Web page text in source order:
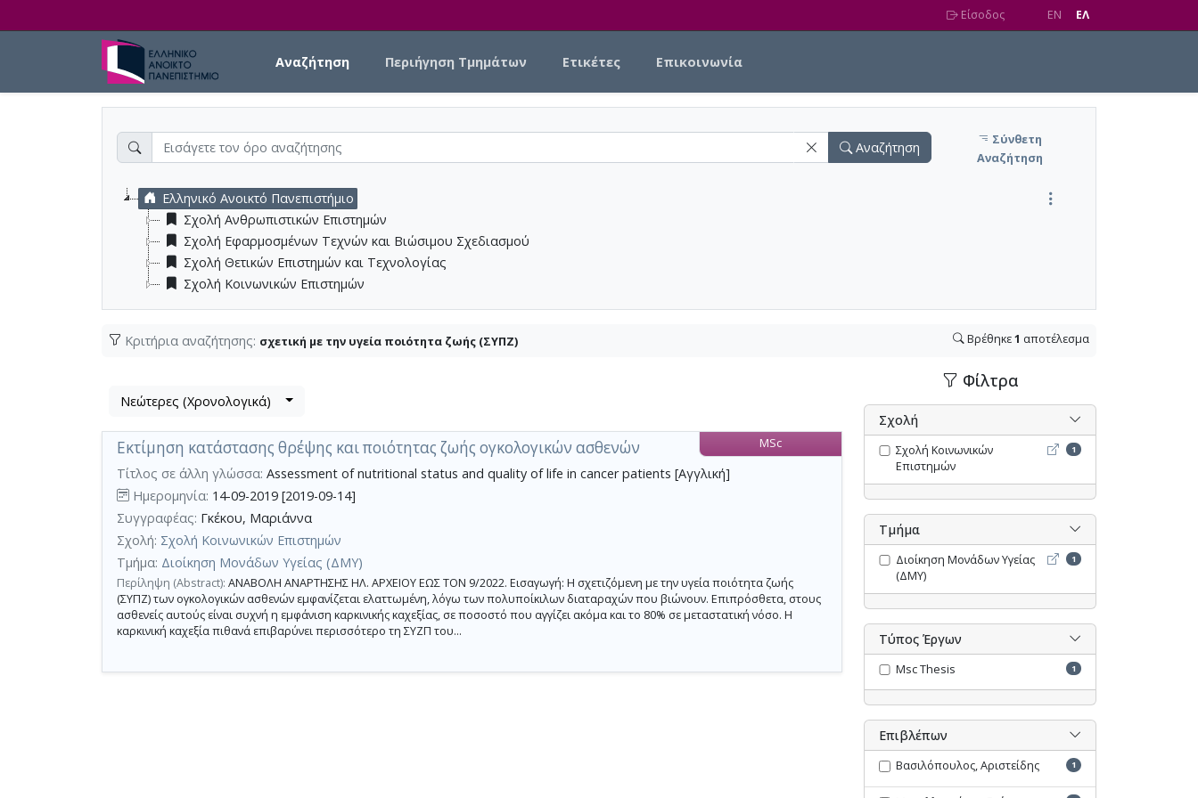
Είσοδος EN EΛ
Αναζήτηση Περιήγηση Τμημάτων Ετικέτες Επικοινωνία
Αναζήτηση
Σύνθετη
Αναζήτηση
Ελληνικό Ανοικτό Πανεπιστήμιο
Σχολή Ανθρωπιστικών Επιστημών
Σχολή Εφαρμοσμένων Τεχνών και Βιώσιμου Σχεδιασμού
Σχολή Θετικών Επιστημών και Τεχνολογίας
Σχολή Κοινωνικών Επιστημών
Κριτήρια αναζήτησης: σχετική με την υγεία ποιότητα ζωής (ΣΥΠΖ) Βρέθηκε1 αποτέλεσμα
Βρέθηκε
αποτέλεσμα
,
σύνολο
σελίδων
1.
Εφαρμοζόμενα
κριτήρια
αναζήτησης:
σχετική
με
την
υγεία
(ΣΥΠΖ)
Λίστα
τα
αποτελέσματα
αναζήτησης:
Νεώτερες (Χρονολογικά)
Εκτίμηση κατάστασης θρέψης και ποιότητας ζωής ογκολογικών ασθενών MSc
Τίτλος σε άλλη γλώσσα: Assessment of nutritional status and quality of life in cancer patients [Αγγλική]
Ημερομηνία: 14-09-2019 [2019-09-14]
Συγγραφέας: Γκέκου, Μαριάννα
Σχολή: Σχολή Κοινωνικών Επιστημών
Τμήμα: Διοίκηση Μονάδων Υγείας (ΔΜΥ)
Περίληψη (Abstract): ΑΝΑΒΟΛΗ ΑΝΑΡΤΗΣΗΣ ΗΛ. ΑΡΧΕΙΟΥ ΕΩΣ ΤΟΝ 9/2022. Εισαγωγή: H σχετιζόμενη με την υγεία ποιότητα ζωής
(ΣΥΠΖ) των ογκολογικών ασθενών εμφανίζεται ελαττωμένη, λόγω των πολυποίκιλων διαταραχών που βιώνουν. Επιπρόσθετα, στους
ασθενείς αυτούς είναι συχνή η εμφάνιση καρκινικής καχεξίας, σε ποσοστό που αγγίζει ακόμα και το 80% σε μεταστατική νόσο. Η
καρκινική καχεξία πιθανά επιβαρύνει περισσότερο τη ΣΥΖΠ του...
Φίλτρα
Σχολή
Σχολή Κοινωνικών
Επιστημών
Σχολή Κοινωνικών
1
Τμήμα
Διοίκηση Μονάδων Υγείας
(ΔΜΥ)
Διοίκηση Μονάδων
1
Τύπος Έργων
Msc Thesis 1
Επιβλέπων
Βασιλόπουλος, Αριστείδης 1